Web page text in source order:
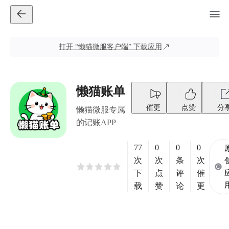
打开 “懒猫微服客户端” 下载应用
懒猫账单
懒猫微服专属
的记账APP
催更 点赞 分
77
次
下
载
0
次
点
赞
0
条
评
论
0
次
催
更